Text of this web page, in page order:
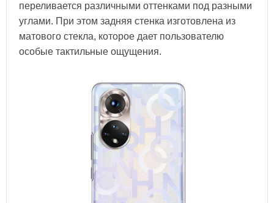
переливается различными оттенками под разными
углами. При этом задняя стенка изготовлена из
матового стекла, которое дает пользователю
особые тактильные ощущения.